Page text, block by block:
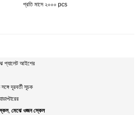
প্রতি মাসে ২০০০ pcs
প্যালেট আইশের
সঙ্গে দূরবর্তী সূচক
, মেঝে ওজন স্কেল